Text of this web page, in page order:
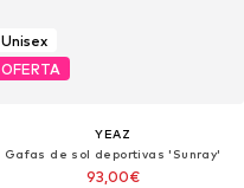
Unisex
OFERTA
YEAZ
Gafas de sol deportivas 'Sunray'
93,00€